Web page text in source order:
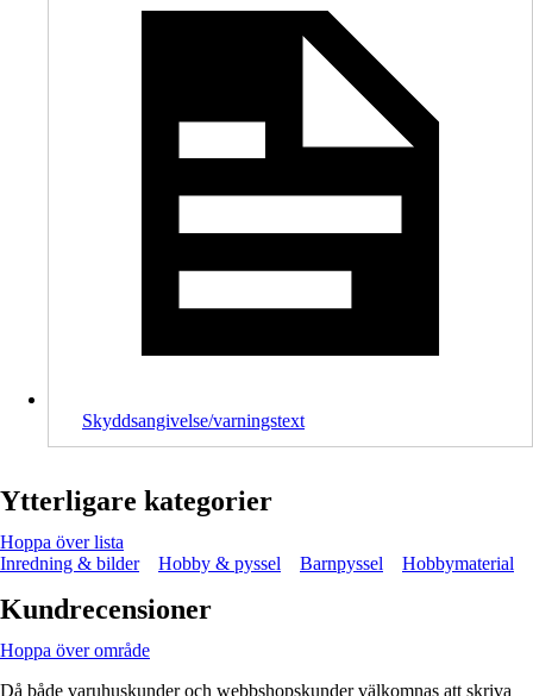
Skyddsangivelse/varningstext
Ytterligare kategorier
Hoppa över lista
Inredning & bilder
Hobby & pyssel Barnpyssel Hobbymaterial
Kundrecensioner
Hoppa över område
Då både varuhuskunder och webbshopskunder välkomnas att skriva